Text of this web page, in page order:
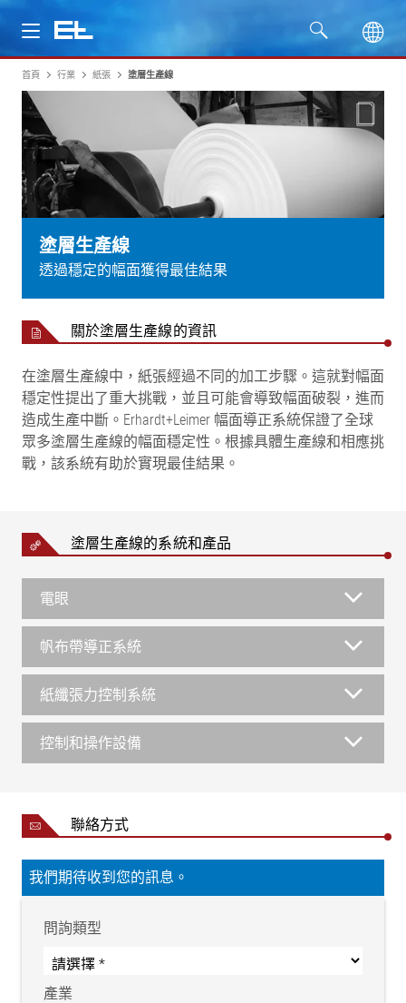
產品
行業
服務
公司
首頁 行業 紙張 塗層生產線
塗層生產線
透過穩定的幅面獲得最佳結果
關於塗層生產線的資訊
在塗層生產線中，紙張經過不同的加工步驟。這就對幅面
穩定性提出了重大挑戰，並且可能會導致幅面破裂，進而
造成生產中斷。Erhardt+Leimer 幅面導正系統保證了全球
眾多塗層生產線的幅面穩定性。根據具體生產線和相應挑
戰，該系統有助於實現最佳結果。
塗層生產線的系統和產品
電眼
帆布帶導正系統
紙纖張力控制系統
控制和操作設備
聯絡方式
我們期待收到您的訊息。
問詢類型
產業